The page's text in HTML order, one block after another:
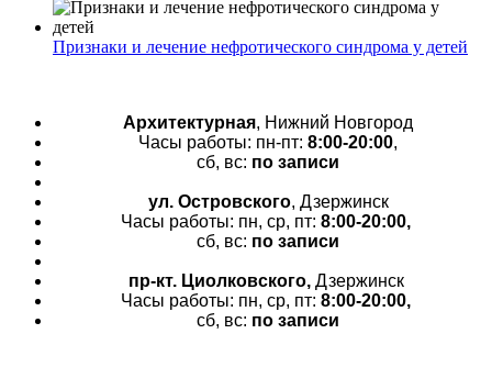
Признаки и лечение нефротического синдрома у детей
Архитектурная, Нижний Новгород
Часы работы: пн-пт: 8:00-20:00,
сб, вс: по записи
ул. Островского, Дзержинск
Часы работы: пн, ср, пт: 8:00-20:00,
сб, вс: по записи
пр-кт. Циолковского, Дзержинск
Часы работы: пн, ср, пт: 8:00-20:00,
сб, вс: по записи